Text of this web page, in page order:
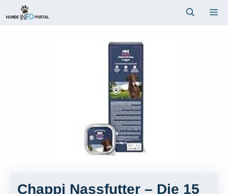
Inhalt
Chappi Nassfutter – Die 15